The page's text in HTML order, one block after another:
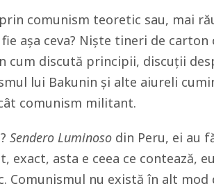
comunism teoretic sau, mai
așa ceva? Niște tineri de carton
cum discută principii, discuții
lui Bakunin și alte aiureli
comunism militant.
Sendero Luminoso din Peru, ei au
exact, asta e ceea ce contează,
Comunismul nu există în alt